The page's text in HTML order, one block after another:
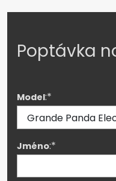
Poptávka
Model:*
Jméno:*